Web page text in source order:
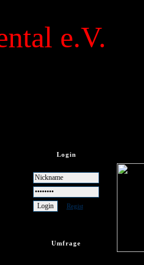
e.V.
Login
Regist
Umfrage